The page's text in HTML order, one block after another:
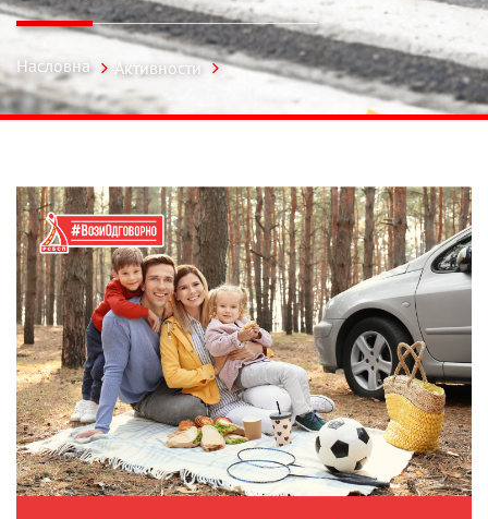
Насловна Активности